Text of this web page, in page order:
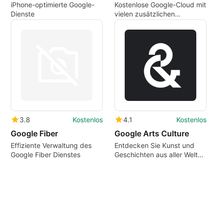
iPhone-optimierte Google-
Dienste
Kostenlose Google-Cloud mit
vielen zusätzlichen
Funktionen
3.8 Kostenlos
Google Fiber
Effiziente Verwaltung des
Google Fiber Dienstes
4.1 Kostenlos
Google Arts Culture
Entdecken Sie Kunst und
Geschichten aus aller Welt